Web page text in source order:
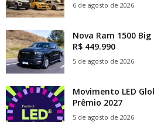
6 de agosto de 2026
Nova Ram 1500
R$ 449.990
5 de agosto de 2026
Movimento LED
Prêmio 2027
5 de agosto de 2026